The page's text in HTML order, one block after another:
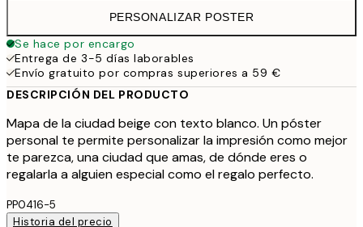
PERSONALIZAR POSTER
Se hace por encargo
Entrega de 3-5 días laborables
Envío gratuito por compras superiores a 59 €
DESCRIPCIÓN DEL PRODUCTO
Mapa de la ciudad beige con texto blanco. Un póster
personal te permite personalizar la impresión como mejor
te parezca, una ciudad que amas, de dónde eres o
regalarla a alguien especial como el regalo perfecto.
PP0416-5
Historia del precio